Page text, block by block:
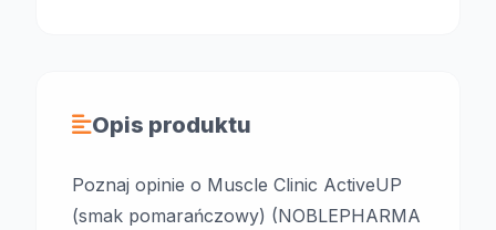
Opis produktu
Poznaj opinie o Muscle Clinic ActiveUP
(smak pomarańczowy) (NOBLEPHARMA